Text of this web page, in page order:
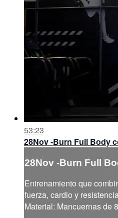
53:23
28Nov -Burn Full Body
28Nov -Burn Full
Entrenamiento que
fuerza, cardio y
Material: Mancuernas de